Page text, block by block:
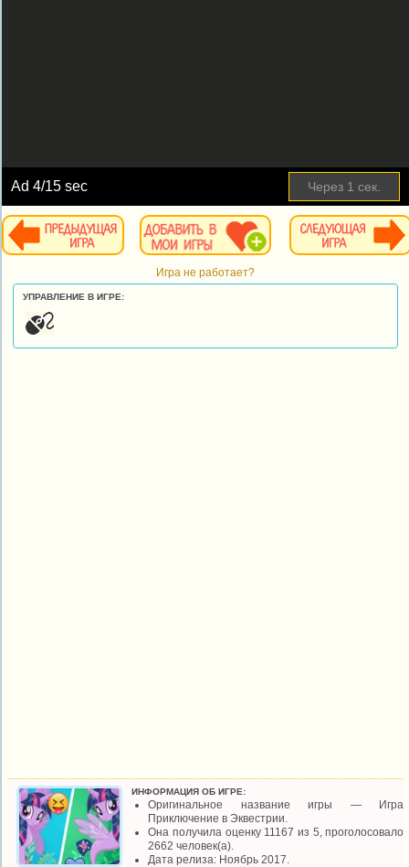
Ad4/15 sec Через 1 сек.
Игра не работает?
УПРАВЛЕНИЕ В ИГРЕ:
ИНФОРМАЦИЯ ОБ ИГРЕ:
Оригинальное название игры — Игра
Приключение в Эквестрии.
Она получила оценку 11167 из 5, проголосовало
2662 человек(а).
Дата релиза: Ноябрь 2017.